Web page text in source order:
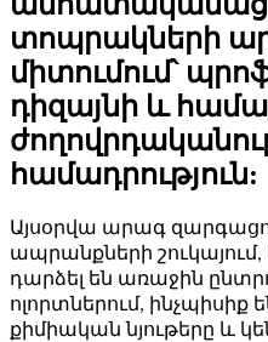
տոպրակների
միտումում՝
դիզայնի և
համադրություն:
Այսօրվա արագ
ապրանքների
դարձել են առաջին
ոլորտներում, ինչպիսիք
քիմիական նյութերը և